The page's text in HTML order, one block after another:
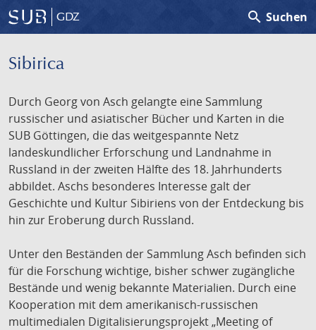
GDZ search Suchen
Sibirica
Durch Georg von Asch gelangte eine Sammlung
russischer und asiatischer Bücher und Karten in die
SUB Göttingen, die das weitgespannte Netz
landeskundlicher Erforschung und Landnahme in
Russland in der zweiten Hälfte des 18. Jahrhunderts
abbildet. Aschs besonderes Interesse galt der
Geschichte und Kultur Sibiriens von der Entdeckung bis
hin zur Eroberung durch Russland.
Unter den Beständen der Sammlung Asch befinden sich
für die Forschung wichtige, bisher schwer zugängliche
Bestände und wenig bekannte Materialien. Durch eine
Kooperation mit dem amerikanisch-russischen
multimedialen Digitalisierungsprojekt „Meeting of